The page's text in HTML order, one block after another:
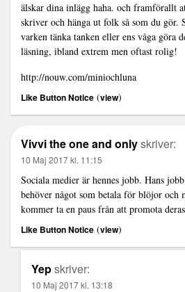
älskar dina inlägg haha. och framförallt
skriver och hänga ut folk så som du gör.
varken tänka tanken eller ens våga göra
läsning, ibland extrem men oftast rolig!
http://nouw.com/miniochluna
Like Button Notice (view)
Vivvi the one and onlyskriver:
10 Maj 2017 kl. 11:15
Sociala medier är hennes jobb. Hans
behöver något som betala för blöjor och
kommer ta en paus från att promota
Like Button Notice (view)
Yepskriver:
10 Maj 2017 kl. 13:18